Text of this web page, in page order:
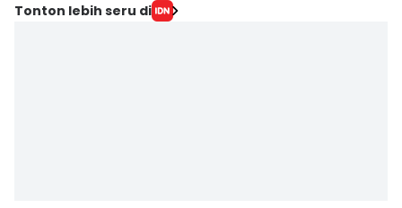
Tonton lebih seru di